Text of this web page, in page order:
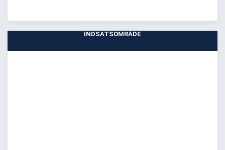
INDSATSOMRÅDE